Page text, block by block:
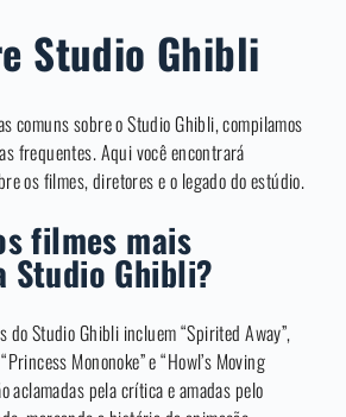
Studio Ghibli
comuns sobre o Studio Ghibli, compilamos
frequentes. Aqui você encontrará
os filmes, diretores e o legado do estúdio.
filmes mais
Studio Ghibli?
do Studio Ghibli incluem “Spirited Away”,
Mononoke” e “Howl’s Moving
aclamadas pela crítica e amadas pelo